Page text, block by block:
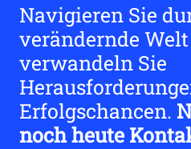
Navigieren Sie
verändernde
verwandeln Sie
Erfolgschancen.
noch heute